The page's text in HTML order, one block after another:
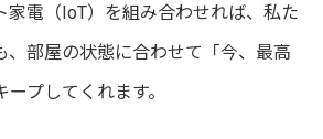
家電（IoT）を組み合わせれば、私た
、部屋の状態に合わせて「今、最高
プしてくれます。